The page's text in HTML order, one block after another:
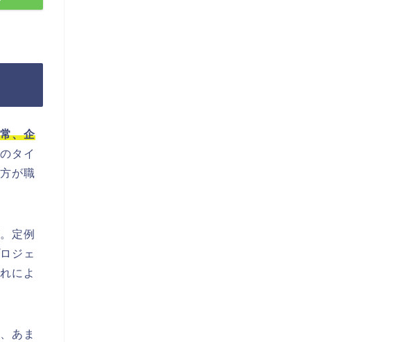
、企
タイ
が職
定例
ジェ
によ
あま